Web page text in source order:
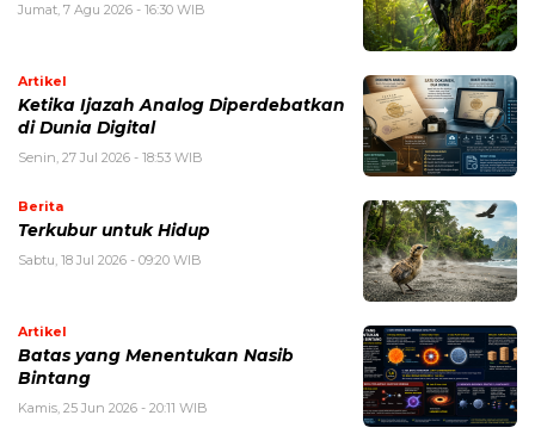
Jumat, 7 Agu 2026 - 16:30 WIB
Artikel
Ketika Ijazah Analog Diperdebatkan
di Dunia Digital
Senin, 27 Jul 2026 - 18:53 WIB
Berita
Terkubur untuk Hidup
Sabtu, 18 Jul 2026 - 09:20 WIB
Artikel
Batas yang Menentukan Nasib
Bintang
Kamis, 25 Jun 2026 - 20:11 WIB